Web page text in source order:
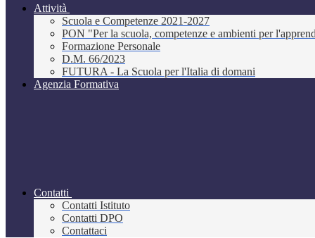
Attività
Scuola e Competenze 2021-2027
PON "Per la scuola, competenze e ambienti per
Formazione Personale
D.M. 66/2023
FUTURA - La Scuola per l'Italia di domani
Agenzia Formativa
Contatti
Contatti Istituto
Contatti DPO
Contattaci